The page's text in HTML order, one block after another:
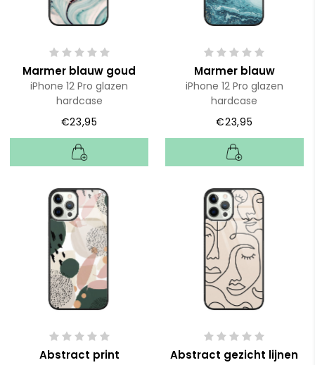
Marmer blauw goud
iPhone 12 Pro glazen
hardcase
€23,95
Marmer blauw
iPhone 12 Pro glazen
hardcase
€23,95
Abstract print Abstract gezicht lijnen